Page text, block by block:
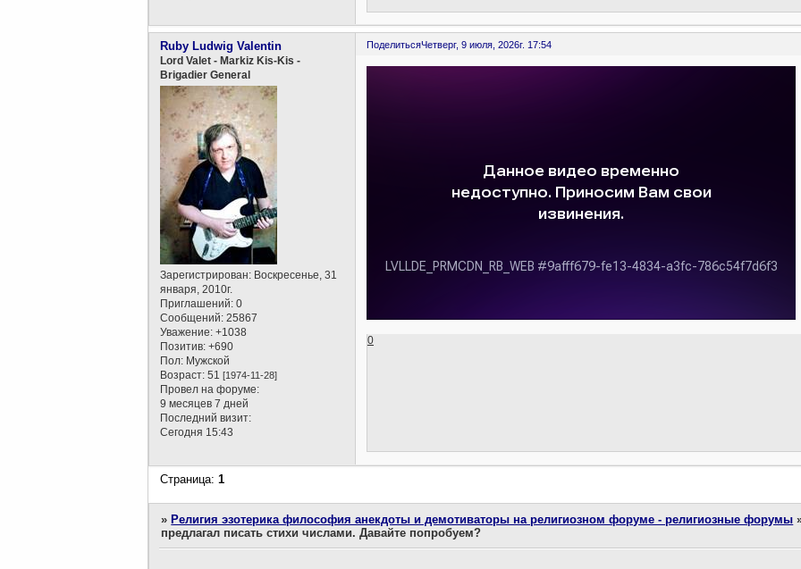
ПоделитьсяЧетверг, 9 июля, 2026г. 17:54
Ruby Ludwig Valentin
Lord Valet - Markiz Kis-Kis -
Brigadier General
Зарегистрирован: Воскресенье, 31
января, 2010г.
Приглашений: 0
Сообщений: 25867
Уважение: +1038
Позитив: +690
Пол: Мужской
Возраст: 51[1974-11-28]
Провел на форуме:
9 месяцев 7 дней
Последний визит:
Сегодня 15:43
0
Страница:1
» Религия эзотерика философия анекдоты и демотиваторы на религиозном форуме - религиозные форумы
предлагал писать стихи числами. Давайте попробуем?